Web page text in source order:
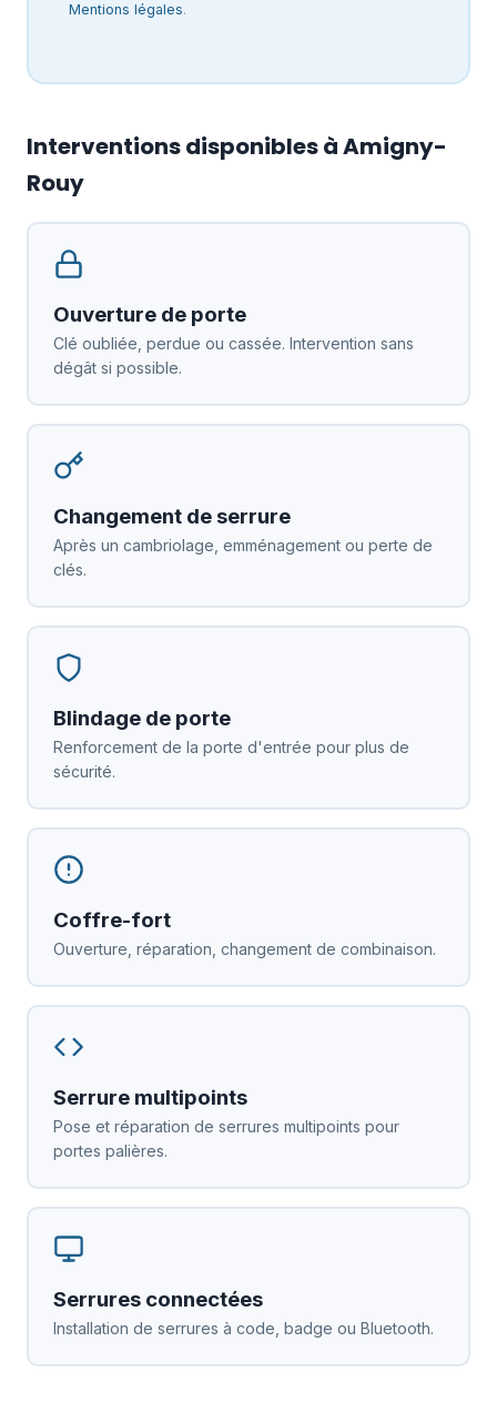
Mentions légales.
Interventions disponibles à Amigny-
Rouy
Ouverture de porte
Clé oubliée, perdue ou cassée. Intervention sans
dégât si possible.
Changement de serrure
Après un cambriolage, emménagement ou perte de
clés.
Blindage de porte
Renforcement de la porte d'entrée pour plus de
sécurité.
Coffre-fort
Ouverture, réparation, changement de combinaison.
Serrure multipoints
Pose et réparation de serrures multipoints pour
portes palières.
Serrures connectées
Installation de serrures à code, badge ou Bluetooth.